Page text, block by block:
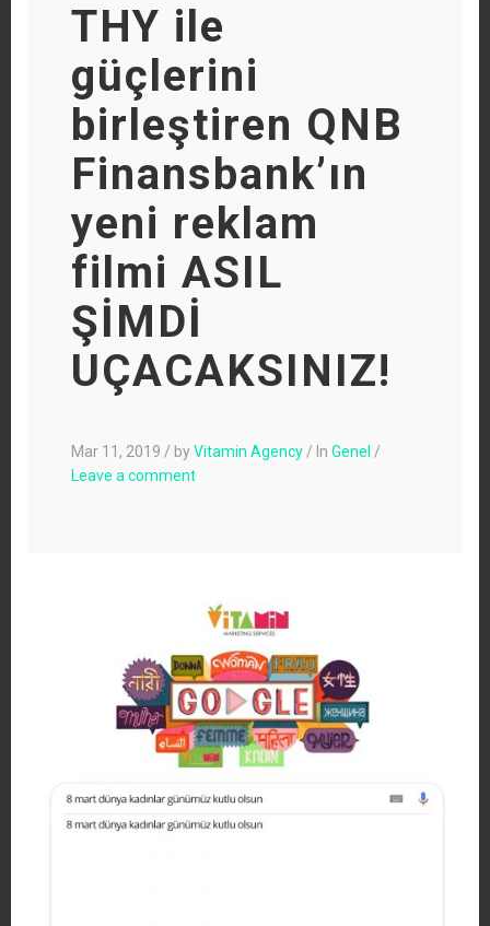
THY ile
güçlerini
birleştiren QNB
Finansbank’ın
yeni reklam
filmi ASIL
ŞİMDİ
UÇACAKSINIZ!
Mar 11, 2019 / byVitamin Agency/ In Genel /
Leave a comment